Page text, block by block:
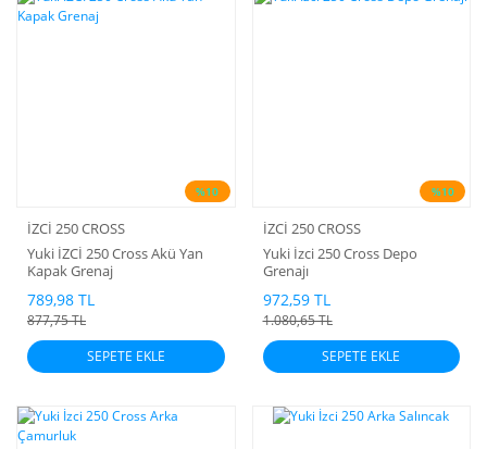
%10
İZCİ 250 CROSS
Yuki İZCİ 250 Cross Akü Yan
Kapak Grenaj
789,98 TL
877,75 TL
SEPETE EKLE
%10
İZCİ 250 CROSS
Yuki İzci 250 Cross Depo
Grenajı
972,59 TL
1.080,65 TL
SEPETE EKLE